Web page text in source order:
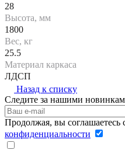
28
Высота, мм
1800
Вес, кг
25.5
Материал каркаса
ЛДСП
Назад к списку
Следите за нашими
Продолжая, вы соглашаетесь
конфиденциальности